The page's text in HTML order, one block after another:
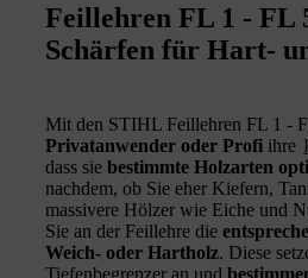
Feillehren FL 1 - FL
Schärfen für Hart-
Mit den STIHL Feillehren FL 1 -
Privatanwender oder Profi ihre
dass sie bestimmte Holzarten
nachdem, ob Sie eher Kiefern,
massivere Hölzer wie Eiche und
Sie an der Feillehre die
Weich- oder Hartholz. Diese
Tiefenbegrenzer an und